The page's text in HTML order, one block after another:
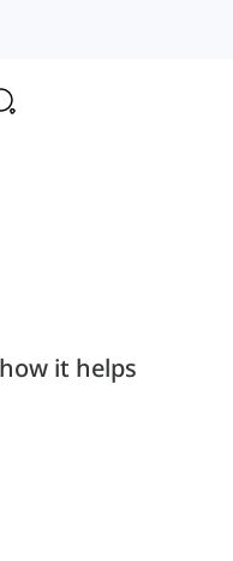
it helps